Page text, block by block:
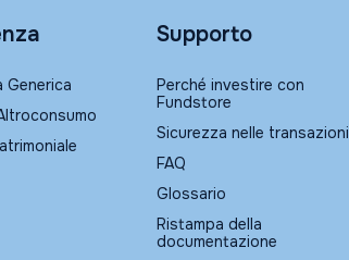
Generica
Supporto
Perché investire con
Fundstore
Sicurezza nelle transazioni
FAQ
Glossario
Ristampa della
documentazione